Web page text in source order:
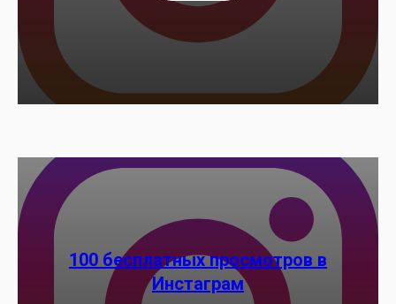
100 бесплатных просмотров в
Инстаграм